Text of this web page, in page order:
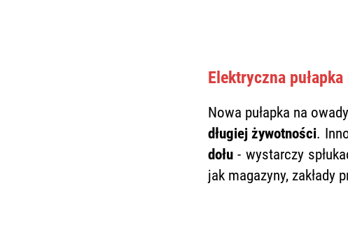
Elektryczna
Nowa pułapka na
długiej żywotności.
dołu - wystarczy
jak magazyny, zakłady